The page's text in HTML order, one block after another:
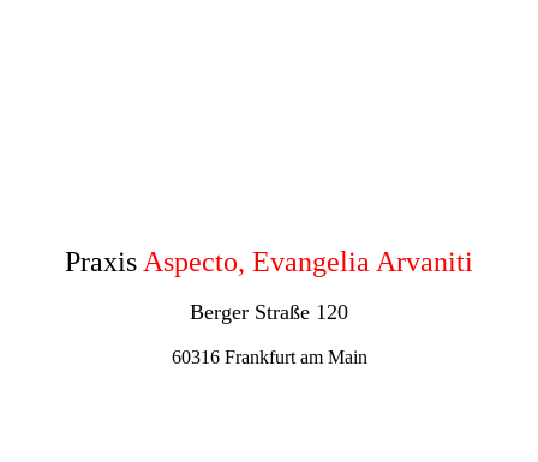
Praxis Aspecto, Evangelia Arvaniti
Berger Straße 120
60316 Frankfurt am Main